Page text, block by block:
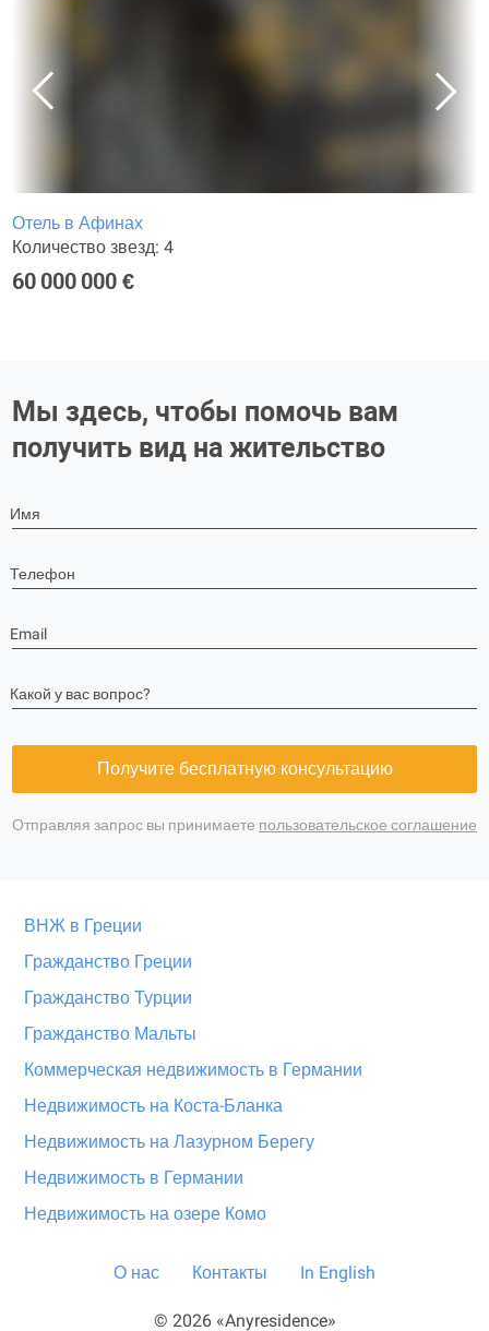
Отель в Афинах
Количество звезд: 4
60 000 000 €
Мы здесь, чтобы помочь вам
получить вид на жительство
Имя
Телефон
Email
Какой у вас вопрос?
Получите бесплатную консультацию
Отправляя запрос вы принимаете пользовательское соглашение
ВНЖ в Греции
Гражданство Греции
Гражданство Турции
Гражданство Мальты
Коммерческая недвижимость в Германии
Недвижимость на Коста-Бланка
Недвижимость на Лазурном Берегу
Недвижимость в Германии
Недвижимость на озере Комо
О нас Контакты In English
© 2026 «Anyresidence»